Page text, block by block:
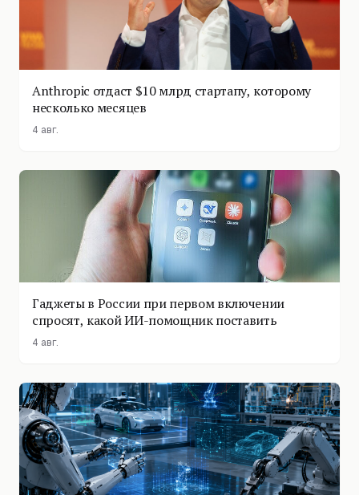
Anthropic отдаст $10 млрд стартапу, которому
несколько месяцев
4 авг.
Гаджеты в России при первом включении
спросят, какой ИИ-помощник поставить
4 авг.